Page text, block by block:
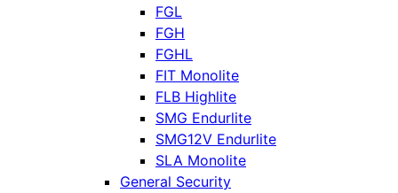
FGL
FGH
FGHL
FIT Monolite
FLB Highlite
SMG Endurlite
SMG12V Endurlite
SLA Monolite
General Security